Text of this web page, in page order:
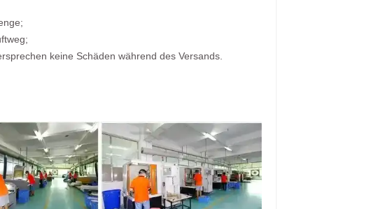
keine Schäden während des Versands.